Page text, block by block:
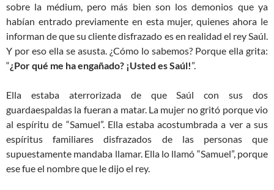
sobre la médium, pero más bien son los demonios que ya
habían entrado previamente en esta mujer, quienes ahora le
informan de que su cliente disfrazado es en realidad el rey Saúl.
Y por eso ella se asusta. ¿Cómo lo sabemos? Porque ella grita:
“¿Por qué me ha engañado? ¡Usted es Saúl!”.
Ella estaba aterrorizada de que Saúl con sus dos
guardaespaldas la fueran a matar. La mujer no gritó porque vio
al espíritu de “Samuel”. Ella estaba acostumbrada a ver a sus
espíritus familiares disfrazados de las personas que
supuestamente mandaba llamar. Ella lo llamó “Samuel”, porque
ese fue el nombre que le dijo el rey.